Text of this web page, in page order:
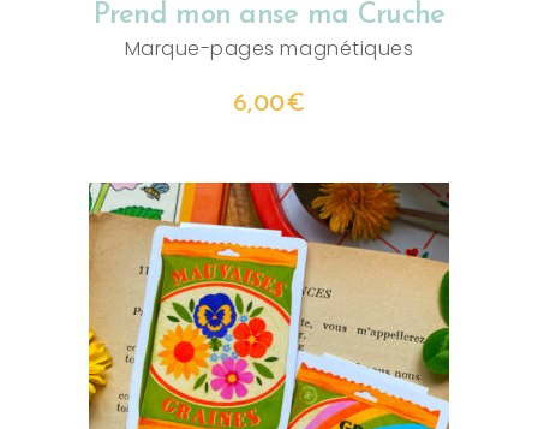
Prend mon anse ma Cruche
Marque-pages magnétiques
6,00€
AJOUTER AU PANIER